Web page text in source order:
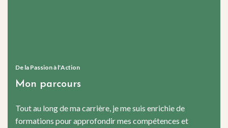
De la Passion à lʼAction
Mon parcours
Tout au long de ma carrière, je me suis enrichie de
formations pour approfondir mes compétences et